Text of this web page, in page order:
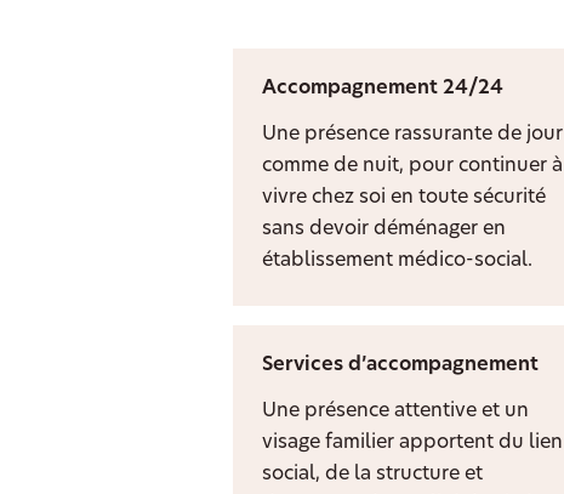
Accompagnement 24/24
Une présence rassurante de jour
comme de nuit, pour continuer à
vivre chez soi en toute sécurité
sans devoir déménager en
établissement médico-social.
Services d’accompagnement
Une présence attentive et un
visage familier apportent du lien
social, de la structure et